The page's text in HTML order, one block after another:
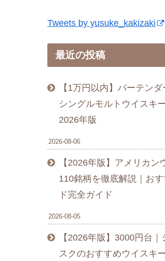
Tweets by yusuke_kakizaki
最近の投稿
【1万円以内】バーテン
シングルモルトウイスキ
2026年版
2026-08-06
【2026年版】アメリカン
110銘柄を徹底解説｜お
ド完全ガイド
2026-08-05
【2026年版】3000円台｜
スクのおすすめウイスキ